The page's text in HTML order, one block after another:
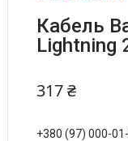
Кабель
Lightning
317 ₴
+380 (97) 000-